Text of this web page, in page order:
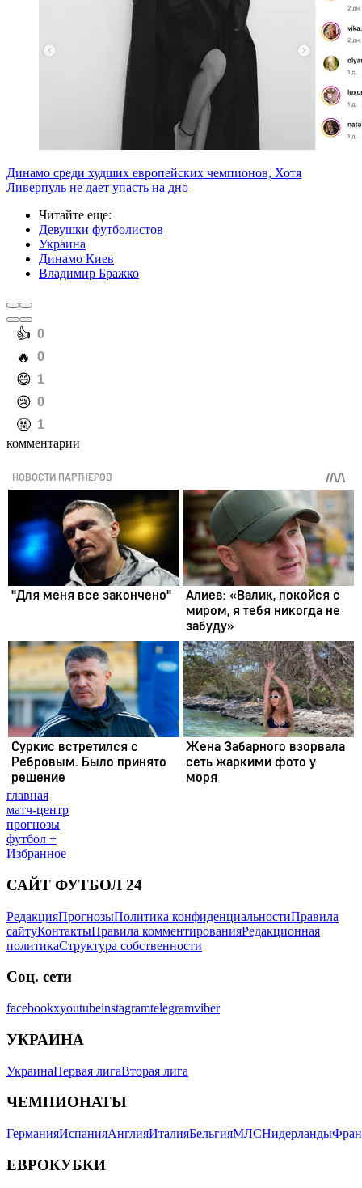
Динамо среди худших европейских чемпионов, Хотя
Ливерпуль не дает упасть на дно
Читайте еще:
Девушки футболистов
Украина
Динамо Киев
Владимир Бражко
️👍 0
️🔥 0
️😄 1
️😢 0
️🤬 1
комментарии
главная
матч-центр
прогнозы
футбол +
Избранное
САЙТ ФУТБОЛ 24
РедакцияПрогнозыПолитика конфиденциальностиПравила
сайтуКонтактыПравила комментированияРедакционная
политикаСтруктура собственности
Соц. сети
facebookxyoutubeinstagramtelegramviber
УКРАИНА
УкраинаПервая лигаВторая лига
ЧЕМПИОНАТЫ
ГерманияИспанияАнглияИталияБельгияМЛСНидерланды
ЕВРОКУБКИ